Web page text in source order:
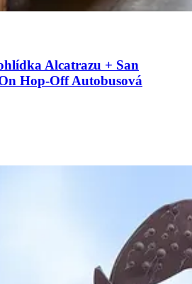
Alcatrazu + San
Hop-Off Autobusová